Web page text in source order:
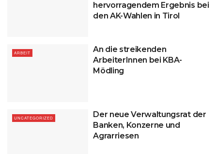
hervorragendem Ergebnis bei
den AK-Wahlen in Tirol
ARBEIT
An die streikenden
ArbeiterInnen bei KBA-
Mödling
UNCATEGORIZED
Der neue Verwaltungsrat der
Banken, Konzerne und
Agrarriesen